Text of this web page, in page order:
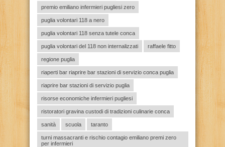
premio emiliano infermieri pugliesi zero
puglia volontari 118 a nero
puglia volontari 118 senza tutele conca
puglia volontari del 118 non internalizzati raffaele fitto
regione puglia
riaperti bar riaprire bar stazioni di servizio conca puglia
riaprire bar stazioni di servizio puglia
risorse economiche infermieri pugliesi
ristoratori gravina custodi di tradizioni culinarie conca
sanità scuola taranto
turni massacranti e rischio contagio emiliano premi zero
per infermieri